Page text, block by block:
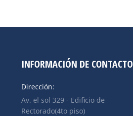
INFORMACIÓN DE CONTACTO
Dirección:
Av. el sol 329 - Edificio de
Rectorado(4to piso)